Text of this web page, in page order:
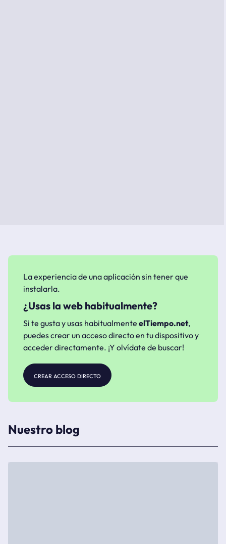
La experiencia de una aplicación sin tener que
instalarla.
¿Usas la web habitualmente?
Si te gusta y usas habitualmente elTiempo.net,
puedes crear un acceso directo en tu dispositivo y
acceder directamente. ¡Y olvídate de buscar!
crear acceso directo
Nuestro blog